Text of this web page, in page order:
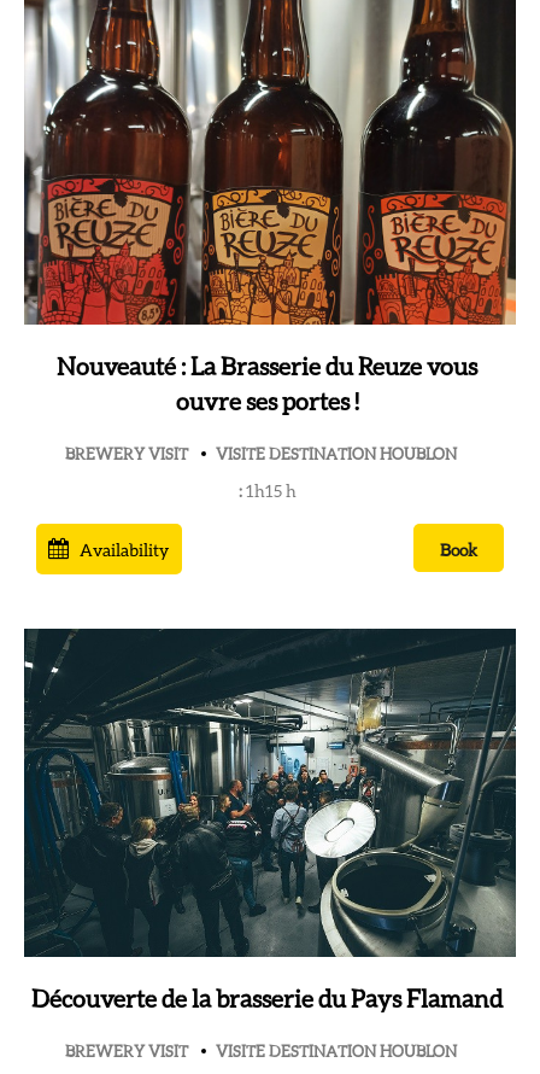
Nouveauté : La Brasserie du Reuze vous
ouvre ses portes !
BREWERY VISIT VISITE DESTINATION HOUBLON
: 1h15 h
Availability Book
Découverte de la brasserie du Pays Flamand
BREWERY VISIT VISITE DESTINATION HOUBLON